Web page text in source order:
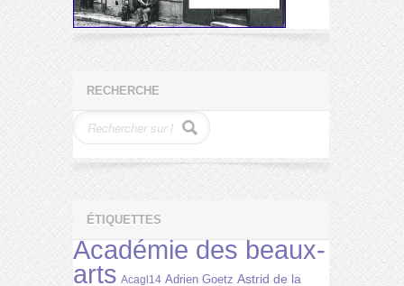
RECHERCHE
ÉTIQUETTES
Académie des beaux-
arts Acagl14 Adrien Goetz Astrid de la